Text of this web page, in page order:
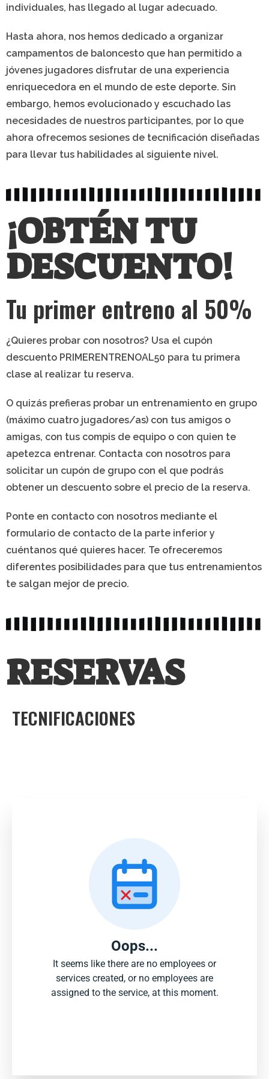
individuales, has llegado al lugar adecuado.
Hasta ahora, nos hemos dedicado a organizar
campamentos de baloncesto que han permitido a
jóvenes jugadores disfrutar de una experiencia
enriquecedora en el mundo de este deporte. Sin
embargo, hemos evolucionado y escuchado las
necesidades de nuestros participantes, por lo que
ahora ofrecemos sesiones de tecnificación diseñadas
para llevar tus habilidades al siguiente nivel.
¡OBTÉN TU
DESCUENTO!
Tu primer entreno al 50%
¿Quieres probar con nosotros? Usa el cupón
descuento PRIMERENTRENOAL50 para tu primera
clase al realizar tu reserva.
O quizás prefieras probar un entrenamiento en grupo
(máximo cuatro jugadores/as) con tus amigos o
amigas, con tus compis de equipo o con quien te
apetezca entrenar. Contacta con nosotros para
solicitar un cupón de grupo con el que podrás
obtener un descuento sobre el precio de la reserva.
Ponte en contacto con nosotros mediante el
formulario de contacto de la parte inferior y
cuéntanos qué quieres hacer. Te ofreceremos
diferentes posibilidades para que tus entrenamientos
te salgan mejor de precio.
RESERVAS
TECNIFICACIONES
Oops...
It seems like there are no employees or
services created, or no employees are
assigned to the service, at this moment.